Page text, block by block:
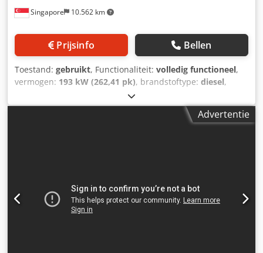
Singapore 10.562 km
Prijsinfo Bellen
Toestand: gebruikt, Functionaliteit: volledig functioneel,
vermogen: 193 kW (262,41 pk), brandstoftype: diesel,
, bedrijfsklaar gewicht:
bandenconditie:70 %, Bouwjaar:2002,
, Product Beschrijving
Advertentie